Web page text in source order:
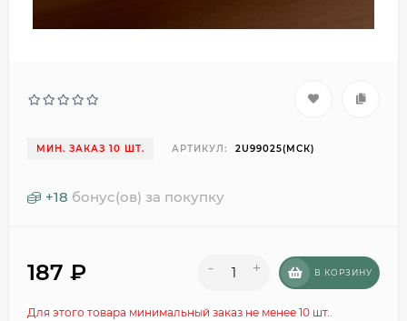
МИН. ЗАКАЗ 10 ШТ. АРТИКУЛ: 2U99025(МСК)
+18 бонус(ов) за покупку
187 ₽ - + В КОРЗИНУ
Для этого товара минимальный заказ не менее 10 шт..